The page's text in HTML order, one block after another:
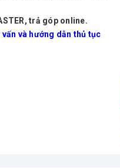
trả góp online.
và hướng dẫn thủ tục